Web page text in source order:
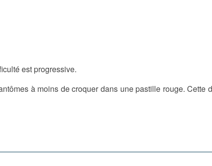
est progressive.
à moins de croquer dans une pastille rouge. Cette